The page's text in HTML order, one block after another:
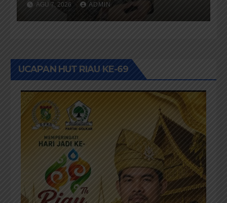
Provinsi Riau Terus Maju
AGU 7, 2026 ADMIN
UCAPAN HUT RIAU KE-69